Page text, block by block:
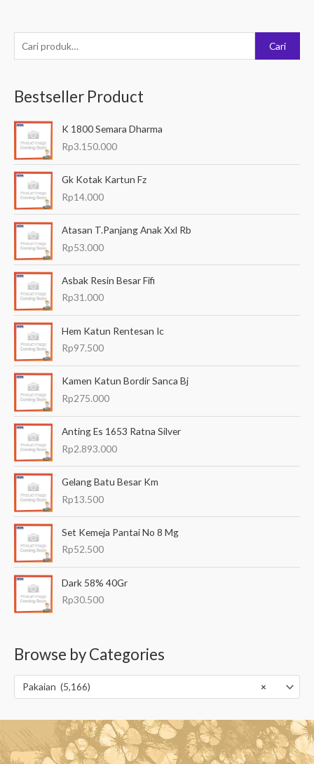
e
c
a
u
n
u
Cari
Bestseller Product
K 1800 Semara Dharma
Rp3.150.000
Gk Kotak Kartun Fz
Rp14.000
Atasan T.Panjang Anak Xxl Rb
Rp53.000
Asbak Resin Besar Fifi
Rp31.000
Hem Katun Rentesan Ic
Rp97.500
Kamen Katun Bordir Sanca Bj
Rp275.000
Anting Es 1653 Ratna Silver
Rp2.893.000
Gelang Batu Besar Km
Rp13.500
Set Kemeja Pantai No 8 Mg
Rp52.500
Dark 58% 40Gr
Rp30.500
Browse by Categories
×
Pakaian (5,166)